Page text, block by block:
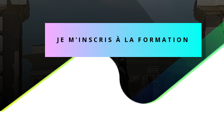
JE M'INSCRIS À LA FORMATION